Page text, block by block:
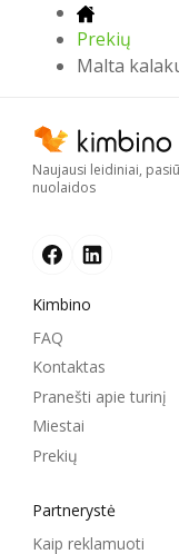
Prekių
Malta
Naujausi leidiniai,
nuolaidos
Kimbino
FAQ
Kontaktas
Pranešti apie turinį
Miestai
Prekių
Partnerystė
Kaip reklamuoti